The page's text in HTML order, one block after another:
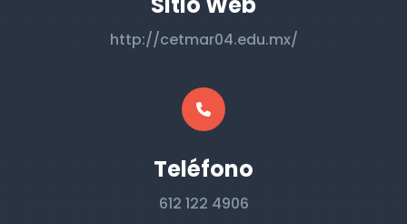
http://cetmar04.edu.mx/
Teléfono
612 122 4906